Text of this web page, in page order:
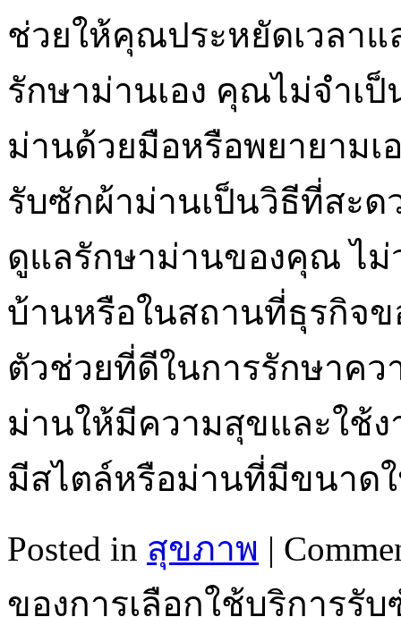
ช่วยให้คุณประหยัดเวลา
รักษาม่านเอง คุณไม่จำเ
ม่านด้วยมือหรือพยายามเ
รับซักผ้าม่านเป็นวิธีที่สะ
ดูแลรักษาม่านของคุณ ไ
บ้านหรือในสถานที่ธุรกิจ
ตัวช่วยที่ดีในการรักษาคว
ม่านให้มีความสุขและใช้
มีสไตล์หรือม่านที่มีขนาด
Posted in สุขภาพ |
ของการเลือกใช้บริการรั